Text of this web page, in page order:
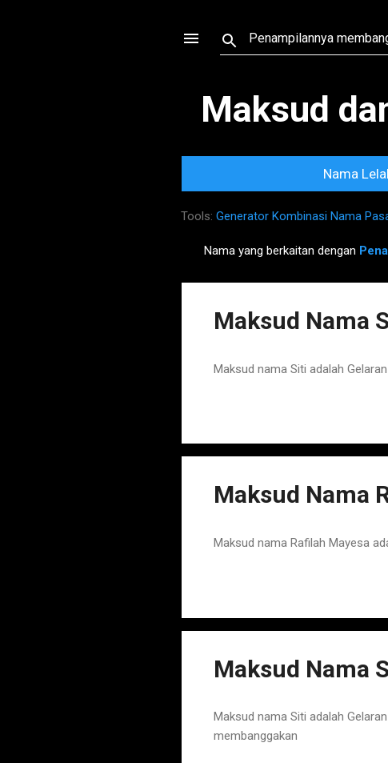
Maksud
Nama
Tools: Generator Kombinasi Nama
o
Nama yang berkaitan dengan
Maksud Nama
Maksud nama Siti adalah
Maksud Nama
Maksud nama Rafilah Mayesa
Maksud Nama
Maksud nama Siti adalah
membanggakan